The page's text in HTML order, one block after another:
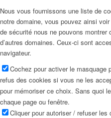
Nous vous fournissons une liste de
notre domaine, vous pouvez ainsi
de sécurité nous ne pouvons montrer
d’autres domaines. Ceux-ci sont
navigateur.
Cochez pour activer le masquage
refus des cookies si vous ne les
pour mémoriser ce choix. Sans quoi
chaque page ou fenêtre.
Cliquer pour autoriser / refuser